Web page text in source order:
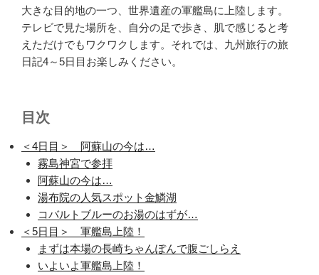
大きな目的地の一つ、世界遺産の軍艦島に上陸します。
テレビで見た場所を、自分の足で歩き、肌で感じると考
えただけでもワクワクします。それでは、九州旅行の旅
日記4～5日目お楽しみください。
目次
＜4日目＞ 阿蘇山の今は…
霧島神宮で参拝
阿蘇山の今は…
湯布院の人気スポット金鱗湖
コバルトブルーのお湯のはずが…
＜5日目＞ 軍艦島上陸！
まずは本場の長崎ちゃんぽんで腹ごしらえ
いよいよ軍艦島上陸！